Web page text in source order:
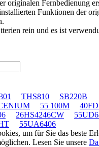
originalen Fernbedienung
Funktionen der
rein und es ist
THS810
SB220B
55 100M
26HS4246CW
55UA6406
um für Sie das beste
Lesen Sie unsere